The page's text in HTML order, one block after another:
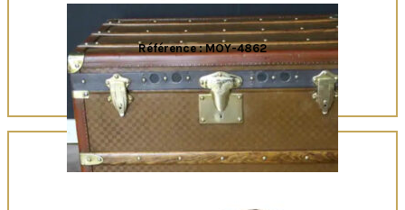
Référence : MOY-4862